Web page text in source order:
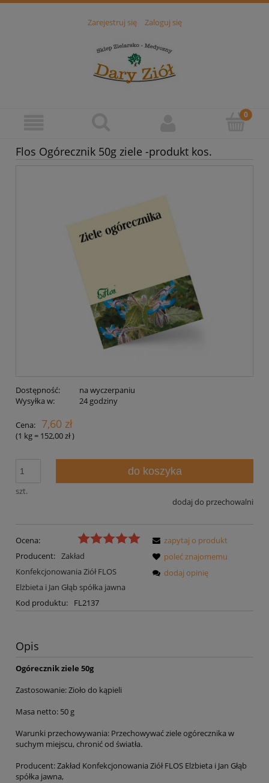
Zarejestruj się Zaloguj się
Flos Ogórecznik 50g ziele -produkt kos.
Dostępność:
na wyczerpaniu
Wysyłka w:
24 godziny
Cena: 7,60 zł
(1 kg= 152,00 zł)
szt.
do koszyka
dodaj do przechowalni
Ocena:
Producent: Zakład
Konfekcjonowania Ziół FLOS
Elżbieta i Jan Głąb spółka jawna
Kod produktu:
FL2137
zapytaj o produkt
poleć znajomemu
dodaj opinię
Opis
Ogórecznik ziele 50g
Zastosowanie: Zioło do kąpieli
Masa netto: 50 g
Warunki przechowywania: Przechowywać ziele ogórecznika w
suchym miejscu, chronić od światła.
Producent: Zakład Konfekcjonowania Ziół FLOS Elżbieta i Jan Głąb
spółka jawna,